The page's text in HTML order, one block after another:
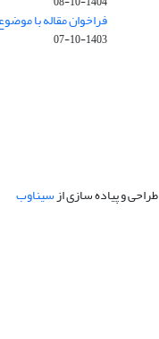
فراخوان مقاله با
1403-10-07
طراحی و پیاده سازی ازسیناوب